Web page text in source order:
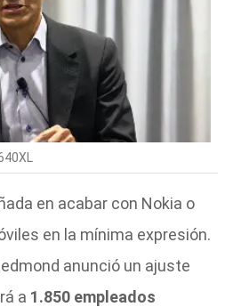
en acabar con Nokia o
en la mínima expresión.
anunció un ajuste
a 1.850 empleados